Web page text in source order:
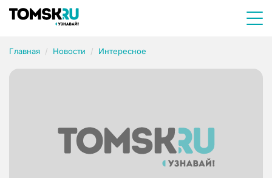
Главная Новости Интересное